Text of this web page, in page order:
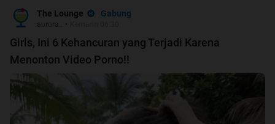
The Lounge Gabung
aurora.. •
Girls, Ini 6 Kehancuran yang Terjadi Karena
Menonton Video Porno!!